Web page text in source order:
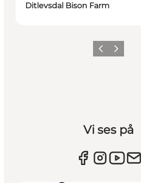
Ditlevsdal Bison Farm
Forrige billede
Næste
Vi ses på